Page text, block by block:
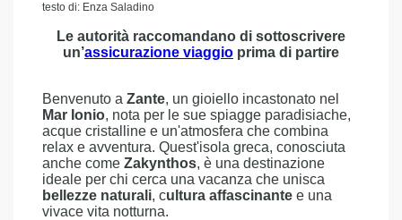
testo di: Enza Saladino
Le autorità raccomandano di sottoscrivere
un’assicurazione viaggio prima di partire
Benvenuto a Zante, un gioiello incastonato nel
Mar Ionio, nota per le sue spiagge paradisiache,
acque cristalline e un'atmosfera che combina
relax e avventura. Quest'isola greca, conosciuta
anche come Zakynthos, è una destinazione
ideale per chi cerca una vacanza che unisca
bellezze naturali, cultura affascinante e una
vivace vita notturna.